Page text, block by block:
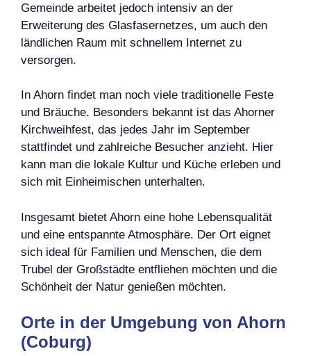
Gemeinde arbeitet jedoch intensiv an der
Erweiterung des Glasfasernetzes, um auch den
ländlichen Raum mit schnellem Internet zu
versorgen.
In Ahorn findet man noch viele traditionelle Feste
und Bräuche. Besonders bekannt ist das Ahorner
Kirchweihfest, das jedes Jahr im September
stattfindet und zahlreiche Besucher anzieht. Hier
kann man die lokale Kultur und Küche erleben und
sich mit Einheimischen unterhalten.
Insgesamt bietet Ahorn eine hohe Lebensqualität
und eine entspannte Atmosphäre. Der Ort eignet
sich ideal für Familien und Menschen, die dem
Trubel der Großstädte entfliehen möchten und die
Schönheit der Natur genießen möchten.
Orte in der Umgebung von Ahorn
(Coburg)